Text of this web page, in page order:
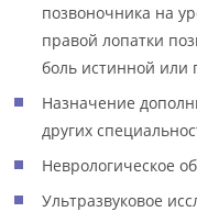
позвоночника на
правой лопатки
боль истинной или
Назначение
других
Неврологическое
Ультразвуковое